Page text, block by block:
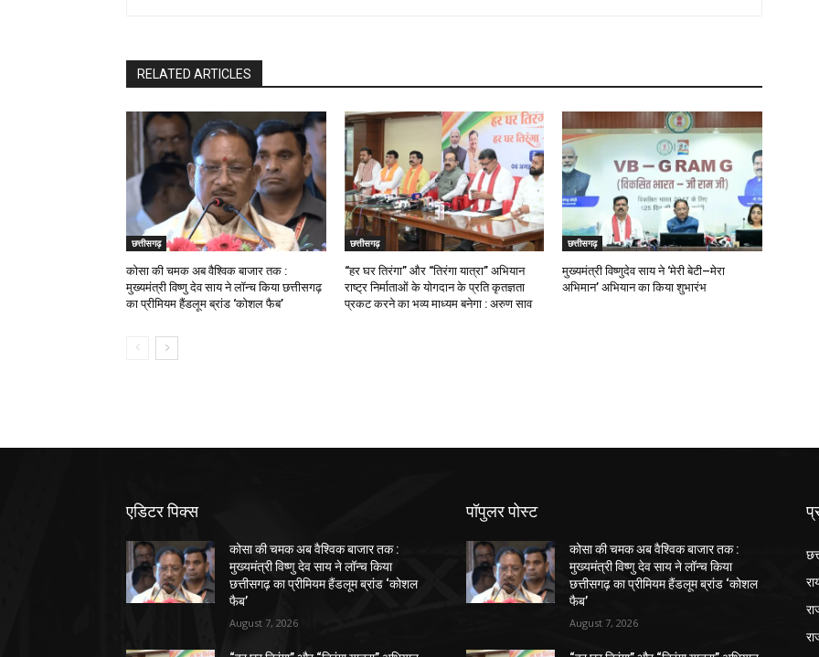
RELATED ARTICLES
छत्तीसगढ़
कोसा की चमक अब वैश्विक बाजार तक :
मुख्यमंत्री विष्णु देव साय ने लॉन्च किया छत्तीसगढ़
का प्रीमियम हैंडलूम ब्रांड ‘कोशल फैब’
छत्तीसगढ़
“हर घर तिरंगा” और “तिरंगा यात्रा” अभियान
राष्ट्र निर्माताओं के योगदान के प्रति कृतज्ञता
प्रकट करने का भव्य माध्यम बनेगा : अरुण साव
छत्तीसगढ़
मुख्यमंत्री विष्णुदेव साय ने ‘मेरी बेटी–मेरा
अभिमान’ अभियान का किया शुभारंभ
एडिटर पिक्स
कोसा की चमक अब वैश्विक बाजार तक :
मुख्यमंत्री विष्णु देव साय ने लॉन्च किया
छत्तीसगढ़ का प्रीमियम हैंडलूम ब्रांड ‘कोशल
फैब’
August 7, 2026
पॉपुलर पोस्ट
कोसा की चमक अब वैश्विक बाजार तक :
मुख्यमंत्री विष्णु देव साय ने लॉन्च किया
छत्तीसगढ़ का प्रीमियम हैंडलूम ब्रांड ‘कोशल
फैब’
August 7, 2026